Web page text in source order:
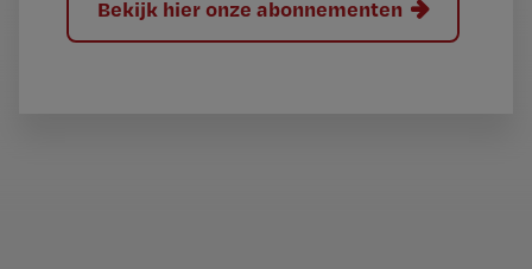
Bekijk hier onze abonnementen